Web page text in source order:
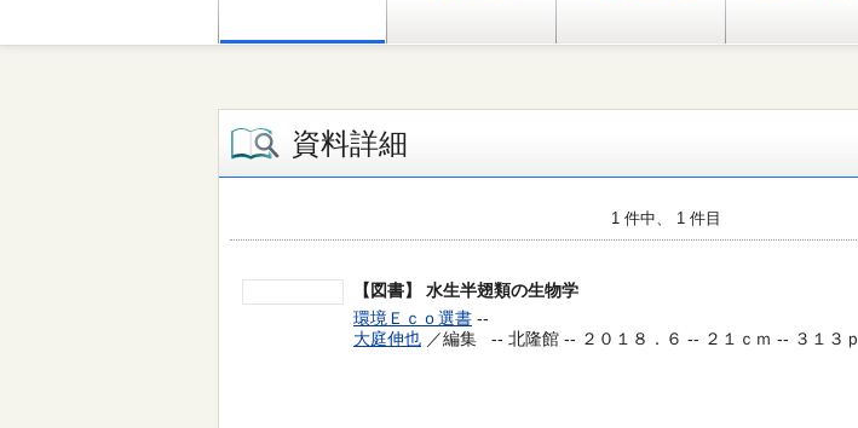
資料詳細
1 件中、 1 件目
【図書】
水生半翅類の生物学
環境Ｅｃｏ選書 --
大庭伸也 ／編集 -- 北隆館 -- ２０１８．６ -- ２１ｃｍ -- ３１３ｐ